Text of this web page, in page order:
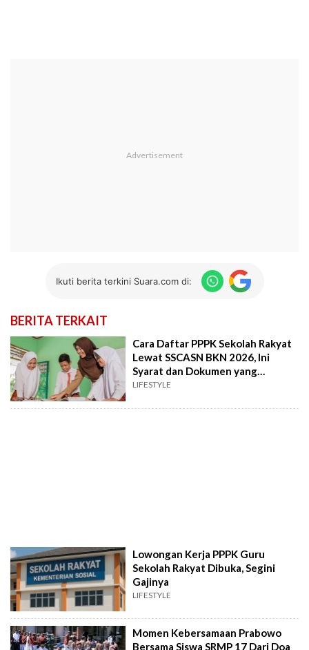
Ikuti berita terkini Suara.com di:
BERITA TERKAIT
Cara Daftar PPPK Sekolah Rakyat
Lewat SSCASN BKN 2026, Ini
Syarat dan Dokumen yang
Dibutuhkan
LIFESTYLE
Lowongan Kerja PPPK Guru
Sekolah Rakyat Dibuka, Segini
Gajinya
LIFESTYLE
Momen Kebersamaan Prabowo
Bersama Siswa SRMP 17 Dari Doa